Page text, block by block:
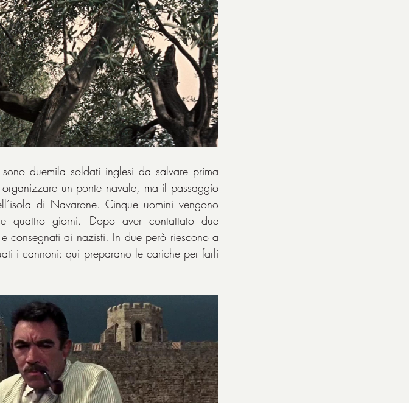
duemila soldati inglesi da salvare prima
un ponte navale, ma il passaggio
di Navarone. Cinque uomini vengono
quattro giorni. Dopo aver contattato due
consegnati ai nazisti. In due però riescono a
i cannoni: qui preparano le cariche per farli